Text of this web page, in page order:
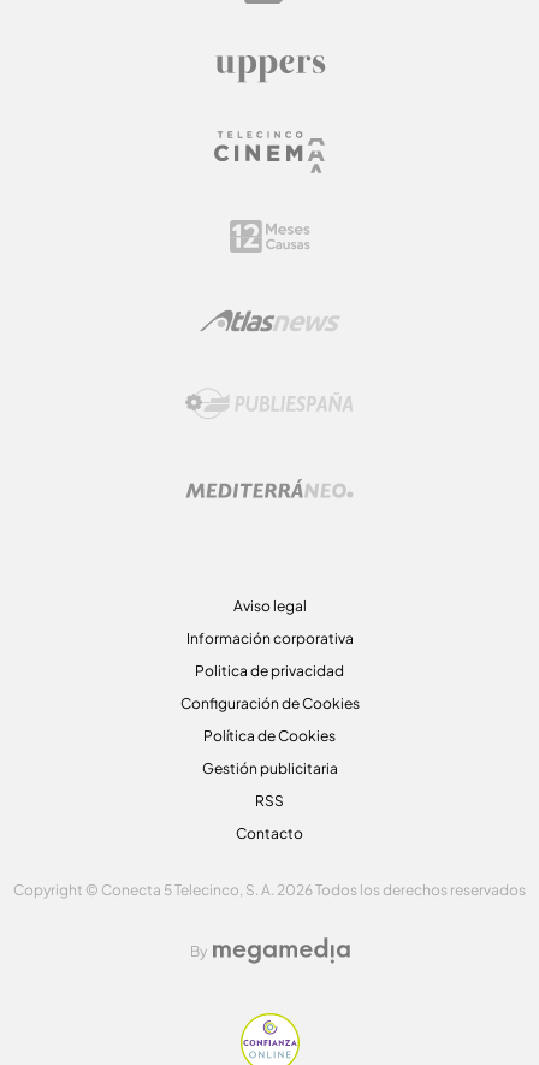
Aviso legal
Información corporativa
Politica de privacidad
Configuración de Cookies
Política de Cookies
Gestión publicitaria
RSS
Contacto
Copyright © Conecta 5 Telecinco, S. A. 2026 Todos los derechos reservados
By